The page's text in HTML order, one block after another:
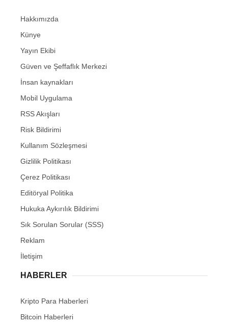
Hakkımızda
Künye
Yayın Ekibi
Güven ve Şeffaflık Merkezi
İnsan kaynakları
Mobil Uygulama
RSS Akışları
Risk Bildirimi
Kullanım Sözleşmesi
Gizlilik Politikası
Çerez Politikası
Editöryal Politika
Hukuka Aykırılık Bildirimi
Sık Sorulan Sorular (SSS)
Reklam
İletişim
HABERLER
Kripto Para Haberleri
Bitcoin Haberleri